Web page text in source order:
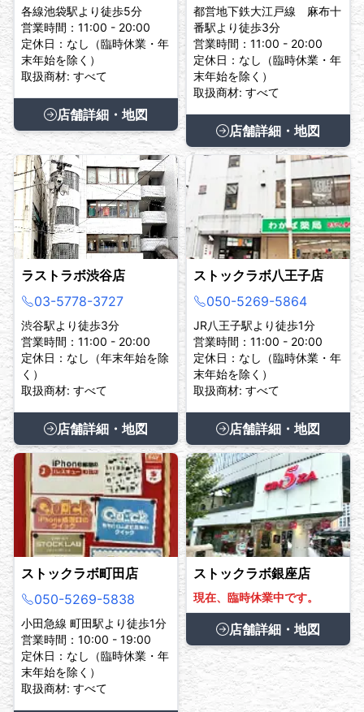
各線池袋駅より徒歩5分
営業時間：11:00 - 20:00
定休日：なし（臨時休業・年
末年始を除く）
取扱商材: すべて
店舗詳細・地図
都営地下鉄大江戸線 麻布十
番駅より徒歩3分
営業時間：11:00 - 20:00
定休日：なし（臨時休業・年
末年始を除く）
取扱商材: すべて
店舗詳細・地図
ラストラボ渋谷店
03-5778-3727
渋谷駅より徒歩3分
営業時間：11:00 - 20:00
定休日：なし（年末年始を除
く）
取扱商材: すべて
店舗詳細・地図
ストックラボ八王子店
050-5269-5864
JR八王子駅より徒歩1分
営業時間：11:00 - 20:00
定休日：なし（臨時休業・年
末年始を除く）
取扱商材: すべて
店舗詳細・地図
ストックラボ町田店
050-5269-5838
小田急線 町田駅より徒歩1分
営業時間：10:00 - 19:00
定休日：なし（臨時休業・年
末年始を除く）
取扱商材: すべて
ストックラボ銀座店
現在、臨時休業中です。
店舗詳細・地図